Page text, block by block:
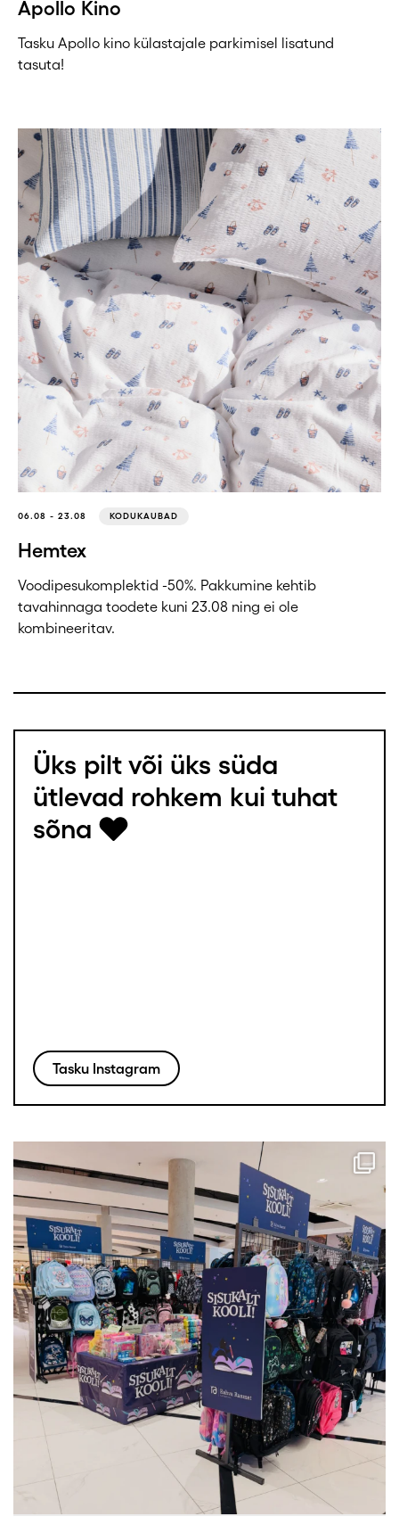
Apollo Kino
Tasku Apollo kino külastajale parkimisel lisatund
tasuta!
06.08 - 23.08 KODUKAUBAD
Hemtex
Voodipesukomplektid -50%. Pakkumine kehtib
tavahinnaga toodete kuni 23.08 ning ei ole
kombineeritav.
Üks pilt või üks süda
ütlevad rohkem kui tuhat
sõna
Tasku Instagram